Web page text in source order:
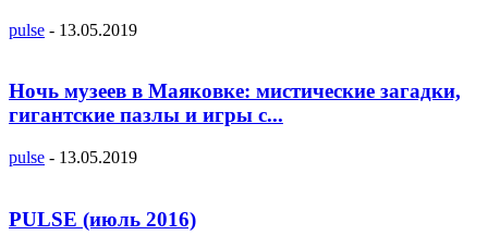
pulse - 13.05.2019
Ночь музеев в Маяковке: мистические загадки,
гигантские пазлы и игры с...
pulse - 13.05.2019
PULSE (июль 2016)